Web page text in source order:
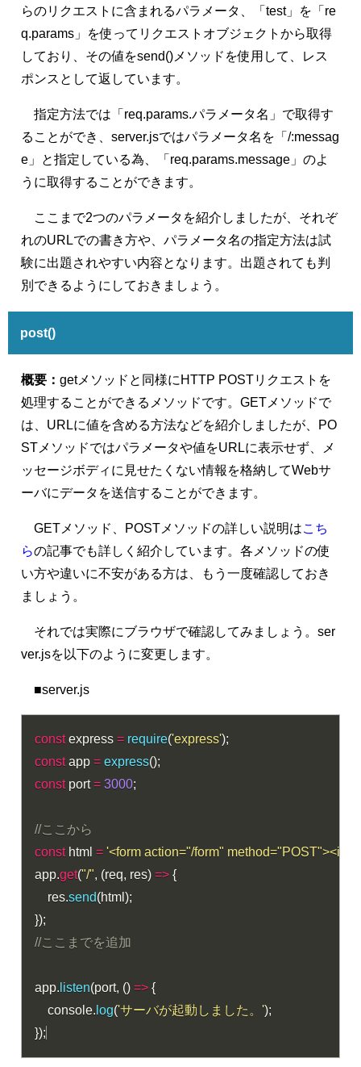
らのリクエストに含まれるパラメータ、「test」を「re
q.params」を使ってリクエストオブジェクトから取得
しており、その値をsend()メソッドを使用して、レス
ポンスとして返しています。
指定方法では「req.params.パラメータ名」で取得す
ることができ、server.jsではパラメータ名を「/:messag
e」と指定している為、「req.params.message」のよ
うに取得することができます。
ここまで2つのパラメータを紹介しましたが、それぞ
れのURLでの書き方や、パラメータ名の指定方法は試
験に出題されやすい内容となります。出題されても判
別できるようにしておきましょう。
post()
概要： getメソッドと同様にHTTP POSTリクエストを
処理することができるメソッドです。GETメソッドで
は、URLに値を含める方法などを紹介しましたが、PO
STメソッドではパラメータや値をURLに表示せず、メ
ッセージボディに見せたくない情報を格納してWebサ
ーバにデータを送信することができます。
GETメソッド、POSTメソッドの詳しい説明はこち
らの記事でも詳しく紹介しています。各メソッドの使
い方や違いに不安がある方は、もう一度確認しておき
ましょう。
それでは実際にブラウザで確認してみましょう。ser
ver.jsを以下のように変更します。
■server.js
const express = require('express');
const app = express();
const port = 3000;
//ここから
const html = '<form action="/form"
app.get("/", (req, res) => {
    res
.send(html );
});
//ここまでを追加
app. listen(port, () => {
    console
. log('サーバが起動しました。');
});